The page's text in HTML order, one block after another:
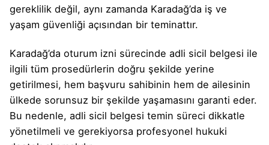
gereklilik değil, aynı zamanda Karadağ’da iş ve
yaşam güvenliği açısından bir teminattır.
Karadağ’da oturum izni sürecinde adli sicil belgesi ile
ilgili tüm prosedürlerin doğru şekilde yerine
getirilmesi, hem başvuru sahibinin hem de ailesinin
ülkede sorunsuz bir şekilde yaşamasını garanti eder.
Bu nedenle, adli sicil belgesi temin süreci dikkatle
yönetilmeli ve gerekiyorsa profesyonel hukuki